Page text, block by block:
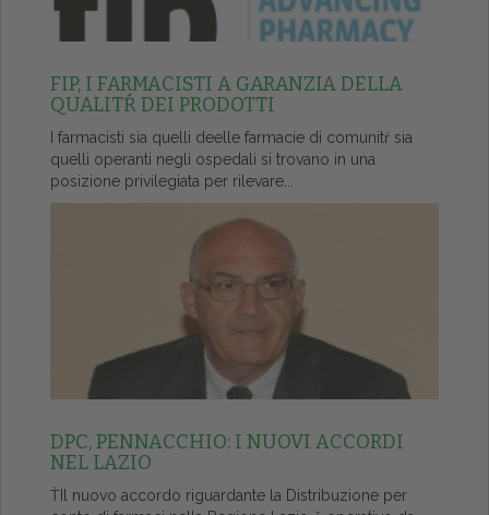
FIP, I FARMACISTI A GARANZIA DELLA
QUALITŔ DEI PRODOTTI
I farmacisti sia quelli deelle farmacie di comunitŕ sia
quelli operanti negli ospedali si trovano in una
posizione privilegiata per rilevare...
DPC, PENNACCHIO: I NUOVI ACCORDI
NEL LAZIO
ŤIl nuovo accordo riguardante la Distribuzione per